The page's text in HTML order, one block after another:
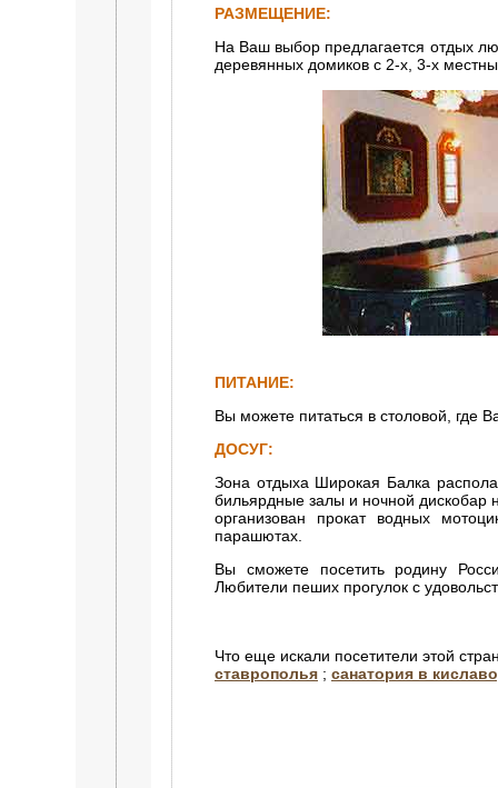
РАЗМЕЩЕНИЕ:
На Ваш выбор предлагается отдых
деревянных домиков с 2-х, 3-х
ПИТАНИЕ:
Вы можете питаться в столовой, где
ДОСУГ:
Зона отдыха Широкая Балка
бильярдные залы и ночной
организован прокат водных
парашютах.
Вы сможете посетить родину
Любители пеших прогулок с
Что еще искали посетители этой
ставрополья ; санатория в